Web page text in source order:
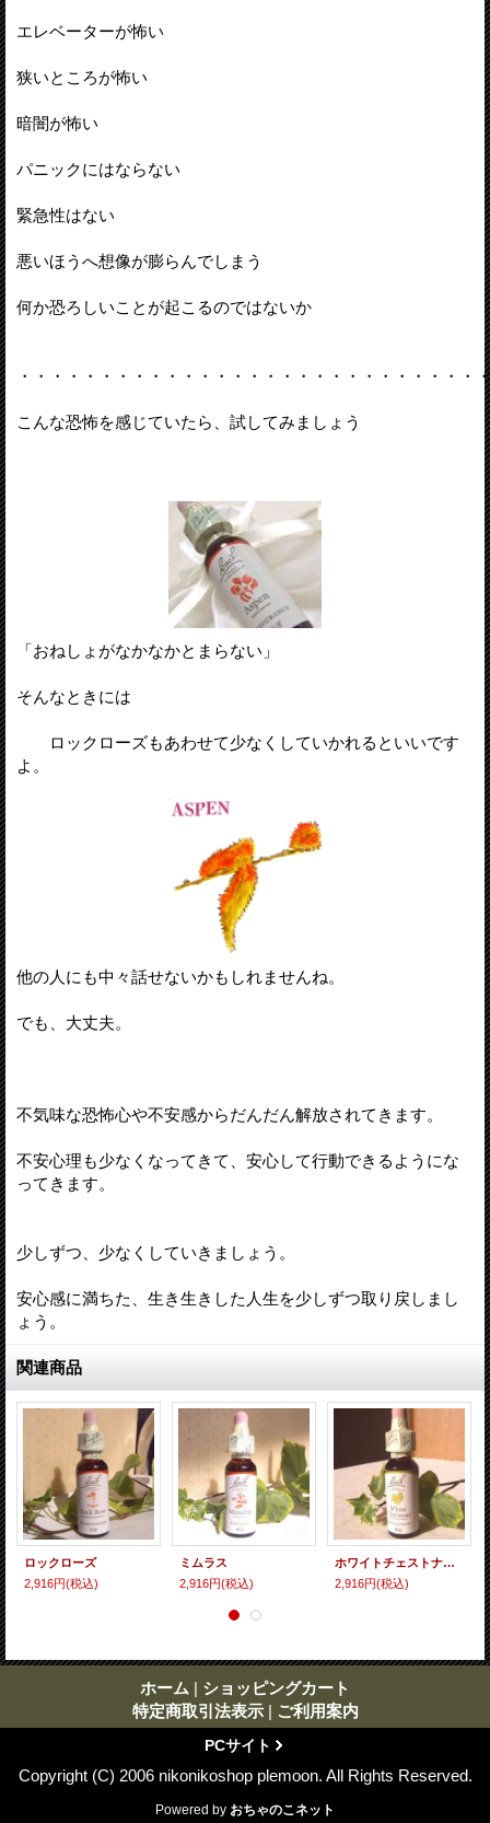
エレベーターが怖い
狭いところが怖い
暗闇が怖い
パニックにはならない
緊急性はない
悪いほうへ想像が膨らんでしまう
何か恐ろしいことが起こるのではないか
・・・・・・・・・・・・・・・・・・・・・・・・・・・
こんな恐怖を感じていたら、試してみましょう
「おねしょがなかなかとまらない」
そんなときには
ロックローズもあわせて少なくしていかれるといいです
よ。
他の人にも中々話せないかもしれませんね。
でも、大丈夫。
不気味な恐怖心や不安感からだんだん解放されてきます。
不安心理も少なくなってきて、安心して行動できるようにな
ってきます。
少しずつ、少なくしていきましょう。
安心感に満ちた、生き生きした人生を少しずつ取り戻しまし
ょう。
関連商品
ロックローズ
2,916円(税込)
ミムラス
2,916円(税込)
ホワイトチェストナット
2,916円(税込)
ホーム | ショッピングカート
特定商取引法表示 | ご利用案内
PCサイト
Copyright (C) 2006 nikonikoshop plemoon. All Rights Reserved.
Powered by おちゃのこネット